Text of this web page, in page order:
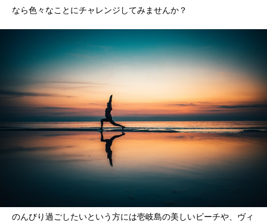
なら色々なことにチャレンジしてみませんか？
のんびり過ごしたいという方には壱岐島の美しいビーチや、ヴィ